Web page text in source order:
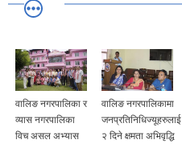
वालिङ नगरपालिका र
व्यास नगरपालिका
विच असल अभ्यास
वालिङ नगरपालिकामा
जनप्रतिनिधिज्यूहरुलाई
२ दिने क्षमता अभिवृद्धि